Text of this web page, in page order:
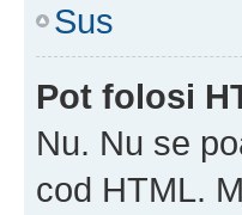
Sus
Pot folosi
Nu. Nu se
cod HTML.